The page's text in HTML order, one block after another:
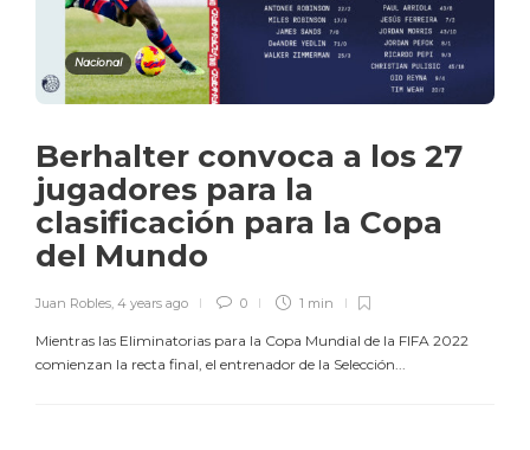
Nacional
Berhalter convoca a los 27
jugadores para la
clasificación para la Copa
del Mundo
Juan Robles, 4 years ago 0 1 min
Mientras las Eliminatorias para la Copa Mundial de la FIFA 2022
comienzan la recta final, el entrenador de la Selección...